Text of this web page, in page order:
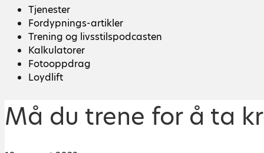
u
b
e
Tjenester
Fordypnings-artikler
Trening og livsstilspodcasten
Kalkulatorer
Fotooppdrag
Loydlift
Må du trene for å ta